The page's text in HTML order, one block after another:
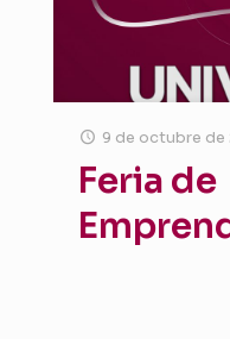
9 de octubre de
Feria de